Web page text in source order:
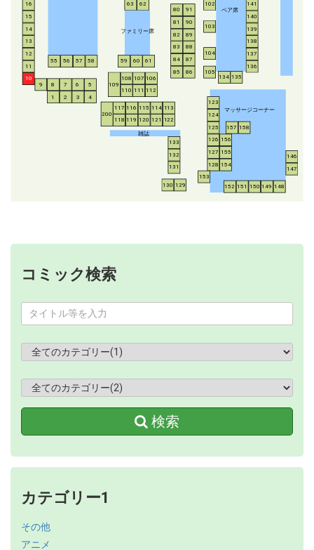
ファミリー席
ペア席
マッサージコーナー
雑誌
1 2 3 4
5
6
7
8
9
10
11
12
13
14
15
16
55 56 57 58 59 60 61
62
63
80
81
82
83
84
85 86
87
88
89
90
91
102
103
104
105
106
107
108
109
110 111 112
113
114
115
116
117
118 119 120 121 122
123
124
125
126
127
128
129
130
131
132
133
134 135
136
137
138
139
140
141
146
147
148
149
150
151
152
153
154
155
156
157 158
200
コミック検索
検索
カテゴリー1
その他
アニメ